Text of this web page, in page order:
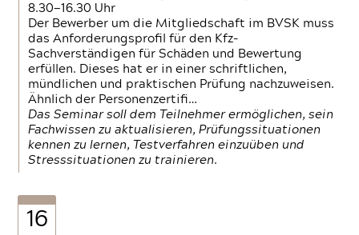
8.30—16.30 Uhr
Der Bewerber um die Mitgliedschaft im BVSK muss
das Anforderungsprofil für den Kfz-
Sachverständigen für Schäden und Bewertung
erfüllen. Dieses hat er in einer schriftlichen,
mündlichen und praktischen Prüfung nachzuweisen.
Ähnlich der Personenzertifi…
Das Seminar soll dem Teilnehmer ermöglichen, sein
Fachwissen zu aktualisieren, Prüfungssituationen
kennen zu lernen, Testverfahren einzuüben und
Stresssituationen zu trainieren.
16